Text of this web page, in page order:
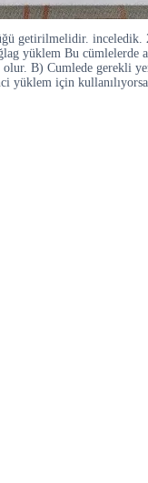
getirilmelidir.
yüklem Bu
olur. B) Cumlede
için